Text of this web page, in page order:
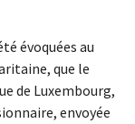
évoquées au
que le
de Luxembourg,
envoyée